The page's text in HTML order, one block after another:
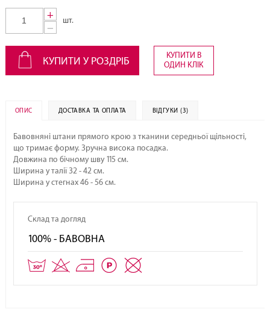
+
−
шт.
КУПИТИ У РОЗДРІБ
КУПИТИ В
ОДИН КЛІК
ОПИС ДОСТАВКА ТА ОПЛАТА ВІДГУКИ (3)
Бавовняні штани прямого крою з тканини середньої щільності,
що тримає форму. Зручна висока посадка.
Довжина по бічному шву 115 см.
Ширина у талії 32 - 42 см.
Ширина у стегнах 46 - 56 см.
Склад та догляд
100% - БАВОВНА